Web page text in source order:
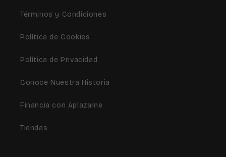
Términos y Condiciones
Política de Cookies
Política de Privacidad
Conoce Nuestra Historia
Financia con Aplazame
Tiendas